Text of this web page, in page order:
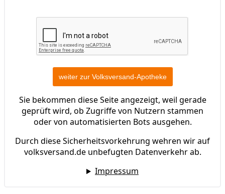
Sie bekommen diese Seite angezeigt, weil gerade
geprüft wird, ob Zugriffe von Nutzern stammen
oder von automatisierten Bots ausgehen.
Durch diese Sicherheitsvorkehrung wehren wir auf
volksversand.de unbefugten Datenverkehr ab.
Impressum